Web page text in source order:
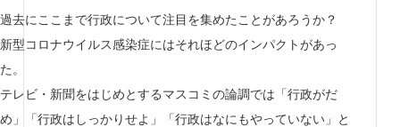
過去にここまで行政について注目を集めたことがあろうか？
新型コロナウイルス感染症にはそれほどのインパクトがあっ
た。
テレビ・新聞をはじめとするマスコミの論調では「行政がだ
め」「行政はしっかりせよ」「行政はなにもやっていない」と